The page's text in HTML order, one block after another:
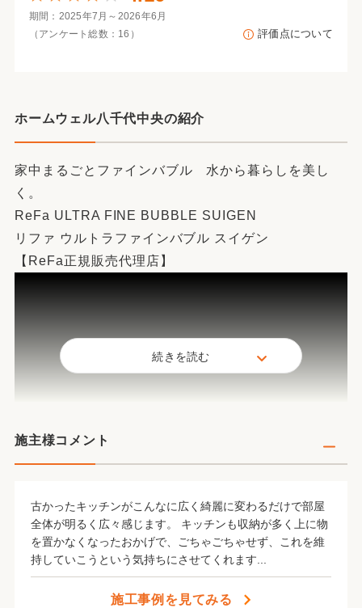
ホームウェル八千代中央の紹介
家中まるごとファインバブル 水から暮らしを美し
く。
ReFa ULTRA FINE BUBBLE SUIGEN
リファ ウルトラファインバブル スイゲン
【ReFa正規販売代理店】
続きを読む
施主様コメント
古かったキッチンがこんなに広く綺麗に変わるだけで部屋
全体が明るく広々感じます。 キッチンも収納が多く上に物
を置かなくなったおかげで、ごちゃごちゃせず、これを維
持していこうという気持ちにさせてくれます...
施工事例を見てみる
期間：2025年7月～2026年6月
（アンケート総数：16）
評価点について